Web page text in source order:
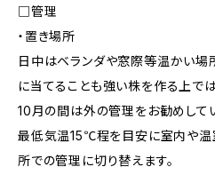
□管理
・置き場所
日中はベランダや窓際等温かい場
に当てることも強い株を作る上で
10月の間は外の管理をお勧めしてい
最低気温15℃程を目安に室内や温
所での管理に切り替えます。